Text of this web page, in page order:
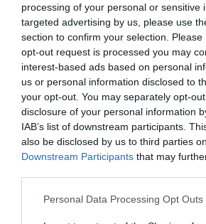
processing of your personal or sensitive
targeted advertising by us, please use
section to confirm your selection.
opt-out request is processed you may
interest-based ads based on personal
us or personal information disclosed to
your opt-out. You may separately opt-
disclosure of your personal information
IAB’s list of downstream participants.
also be disclosed by us to third parties
Downstream Participants that may
Please note that this website/app uses
Personal Data Processing Opt Outs
Így búcsúzik a Mercedes
terepese